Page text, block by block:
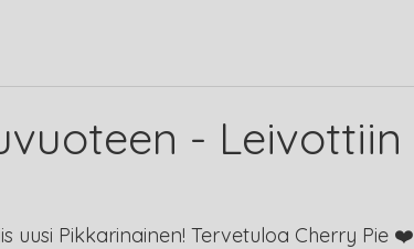
- Leivottiin
uusi Pikkarinainen! Tervetuloa Cherry Pie ❤️